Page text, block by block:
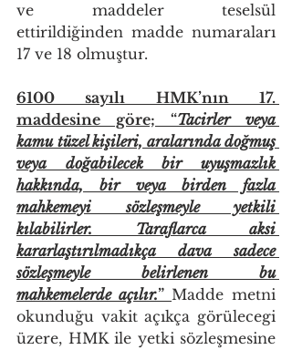
ve maddeler teselsül
ettirildiğinden madde numaraları
17 ve 18 olmuştur.
6100 sayılı HMK’nın 17.
maddesine göre; “Tacirler veya
kamu tüzel kişileri, aralarında doğmuş
veya doğabilecek bir uyuşmazlık
hakkında, bir veya birden fazla
mahkemeyi sözleşmeyle yetkili
kılabilirler. Taraflarca aksi
kararlaştırılmadıkça dava sadece
sözleşmeyle belirlenen bu
mahkemelerde açılır.” Madde metni
okunduğu vakit açıkça görülecegi
üzere, HMK ile yetki sözleşmesine